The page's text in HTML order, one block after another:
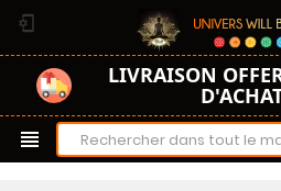
phonelink_setup
LIVRAISON
view_headline